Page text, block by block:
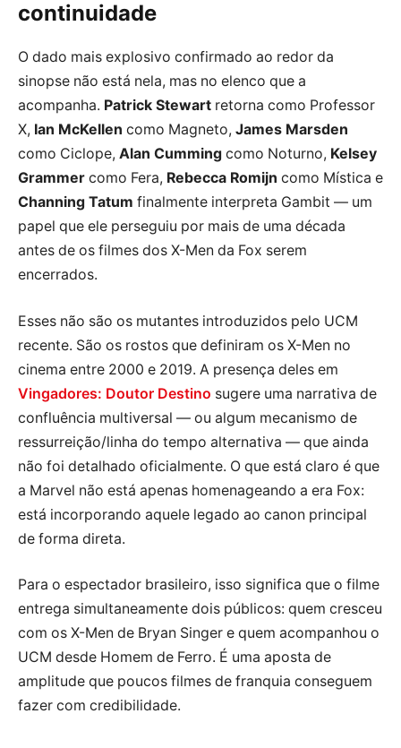
continuidade
O dado mais explosivo confirmado ao redor da
sinopse não está nela, mas no elenco que a
acompanha. Patrick Stewart retorna como Professor
X, Ian McKellen como Magneto, James Marsden
como Ciclope, Alan Cumming como Noturno, Kelsey
Grammer como Fera, Rebecca Romijn como Mística e
Channing Tatum finalmente interpreta Gambit — um
papel que ele perseguiu por mais de uma década
antes de os filmes dos X-Men da Fox serem
encerrados.
Esses não são os mutantes introduzidos pelo UCM
recente. São os rostos que definiram os X-Men no
cinema entre 2000 e 2019. A presença deles em
Vingadores: Doutor Destino sugere uma narrativa de
confluência multiversal — ou algum mecanismo de
ressurreição/linha do tempo alternativa — que ainda
não foi detalhado oficialmente. O que está claro é que
a Marvel não está apenas homenageando a era Fox:
está incorporando aquele legado ao canon principal
de forma direta.
Para o espectador brasileiro, isso significa que o filme
entrega simultaneamente dois públicos: quem cresceu
com os X-Men de Bryan Singer e quem acompanhou o
UCM desde Homem de Ferro. É uma aposta de
amplitude que poucos filmes de franquia conseguem
fazer com credibilidade.